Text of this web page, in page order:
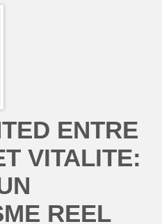
ENTRE
VITALITE:
REEL